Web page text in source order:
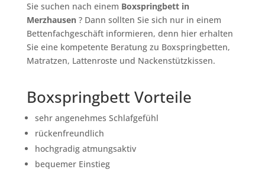
Sie suchen nach einem Boxspringbett in
Merzhausen? Dann sollten Sie sich nur in einem
Bettenfachgeschäft informieren, denn hier erhalten
Sie eine kompetente Beratung zu Boxspringbetten,
Matratzen, Lattenroste und Nackenstützkissen.
Boxspringbett Vorteile
sehr angenehmes Schlafgefühl
rückenfreundlich
hochgradig atmungsaktiv
bequemer Einstieg